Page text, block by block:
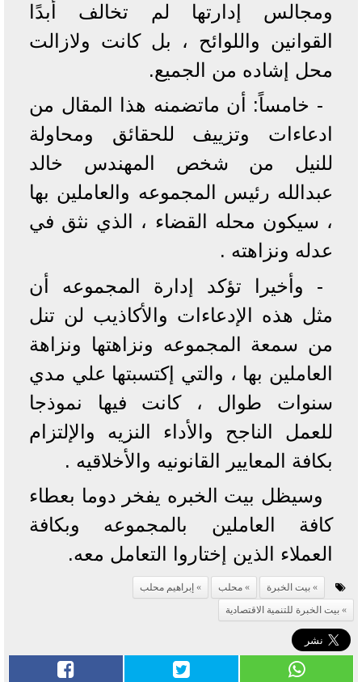
ومجالس إدارتها لم تخالف أبدًا
القوانين واللوائح ، بل كانت ولازالت
محل إشاده من الجميع.
- خامساً: أن ماتضمنه هذا المقال من
ادعاءات وتزييف للحقائق ومحاولة
للنيل من شخص المهندس خالد
عبدالله رئيس المجموعه والعاملين بها
، سيكون محله القضاء ، الذي نثق في
عدله ونزاهته .
- وأخيرا تؤكد إدارة المجموعه أن
مثل هذه الإدعاءات والأكاذيب لن تنل
من سمعة المجموعه ونزاهتها ونزاهة
العاملين بها ، والتي إكتسبتها علي مدي
سنوات طوال ، كانت فيها نموذجا
للعمل الناجح والأداء النزيه والإلتزام
بكافة المعايير القانونيه والأخلاقيه .
وسيظل بيت الخبره يفخر دوما بعطاء
كافة العاملين بالمجموعه وبكافة
العملاء الذين إختاروا التعامل معه.
بيت الخبرة محلب
إبراهيم محلب
بيت الخبرة للتنمية الاقتصادية